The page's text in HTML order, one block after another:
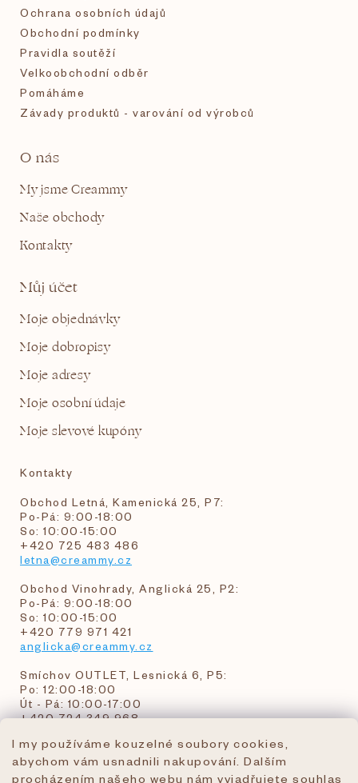
I my používáme kouzelné soubory cookies,
abychom vám usnadnili nakupování. Dalším
procházením našeho webu nám vyjadřujete souhlas
Ochrana osobních údajů
Obchodní podmínky
Pravidla soutěží
Velkoobchodní odběr
Pomáháme
Závady produktů - varování od výrobců
O nás
My jsme Creammy
Naše obchody
Kontakty
Můj účet
Moje objednávky
Moje dobropisy
Moje adresy
Moje osobní údaje
Moje slevové kupóny
Kontakty
Obchod Letná, Kamenická 25, P7:
Po-Pá: 9:00-18:00
So: 10:00-15:00
+420 725 483 486
letna@creammy.cz
Obchod Vinohrady, Anglická 25, P2:
Po-Pá: 9:00-18:00
So: 10:00-15:00
+420 779 971 421
anglicka@creammy.cz
Smíchov OUTLET, Lesnická 6, P5:
Po: 12:00-18:00
Út - Pá: 10:00-17:00
+420 724 349 968
objednavky@creammy.cz